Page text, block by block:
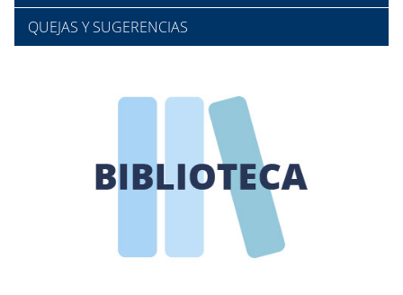
QUEJAS Y SUGERENCIAS